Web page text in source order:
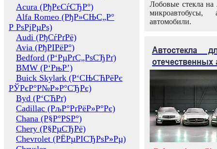
Acura (РђРєСѓСЂР°)
Alfa Romeo (РђР»СЊС„Р°
Р РѕРјРµРѕ)
Audi (РђСѓРґРё)
Avia (РђРІРёР°)
Bedford (Р‘РµРґС„РѕСЂРґ)
BMW (Р‘РњР’)
Buick Skylark (Р‘СЊСЋРёРє
РЎРєР°Р№Р»Р°СЂРє)
Byd (Р‘СЋРґ)
Cadillac (РљР°РґРёР»Р°Рє)
Chana (Р§Р°РЅР°)
Chery (Р§РµСЂРё)
Chevrolet (РЁРµРІСЂРѕР»Рµ)
Лобовые стекла на
микроавтобусы,
автомобили.
Автостекла
отечественных